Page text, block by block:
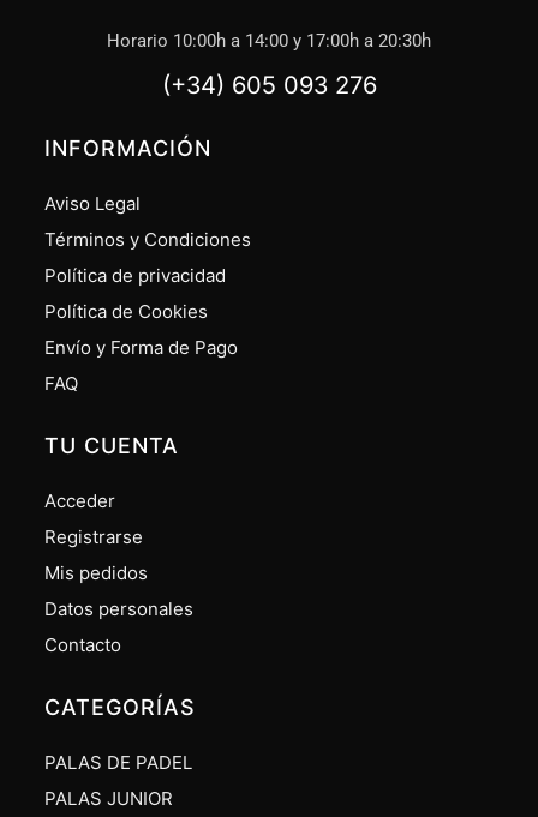
Horario 10:00h a 14:00 y 17:00h a 20:30h
(+34) 605 093 276
INFORMACIÓN
Aviso Legal
Términos y Condiciones
Política de privacidad
Política de Cookies
Envío y Forma de Pago
FAQ
TU CUENTA
Acceder
Registrarse
Mis pedidos
Datos personales
Contacto
CATEGORÍAS
PALAS DE PADEL
PALAS JUNIOR